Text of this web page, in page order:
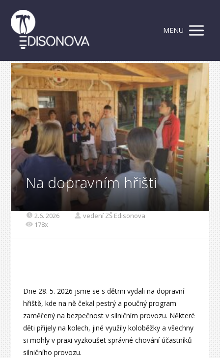
MENU
Na dopravním hřišti
2.6. 2026
vedení ZŠ Edisonova
178x
Dne 28. 5. 2026 jsme se s dětmi vydali na dopravní
hřiště, kde na ně čekal pestrý a poučný program
zaměřený na bezpečnost v silničním provozu. Některé
děti přijely na kolech, jiné využily koloběžky a všechny
si mohly v praxi vyzkoušet správné chování účastníků
silničního provozu.